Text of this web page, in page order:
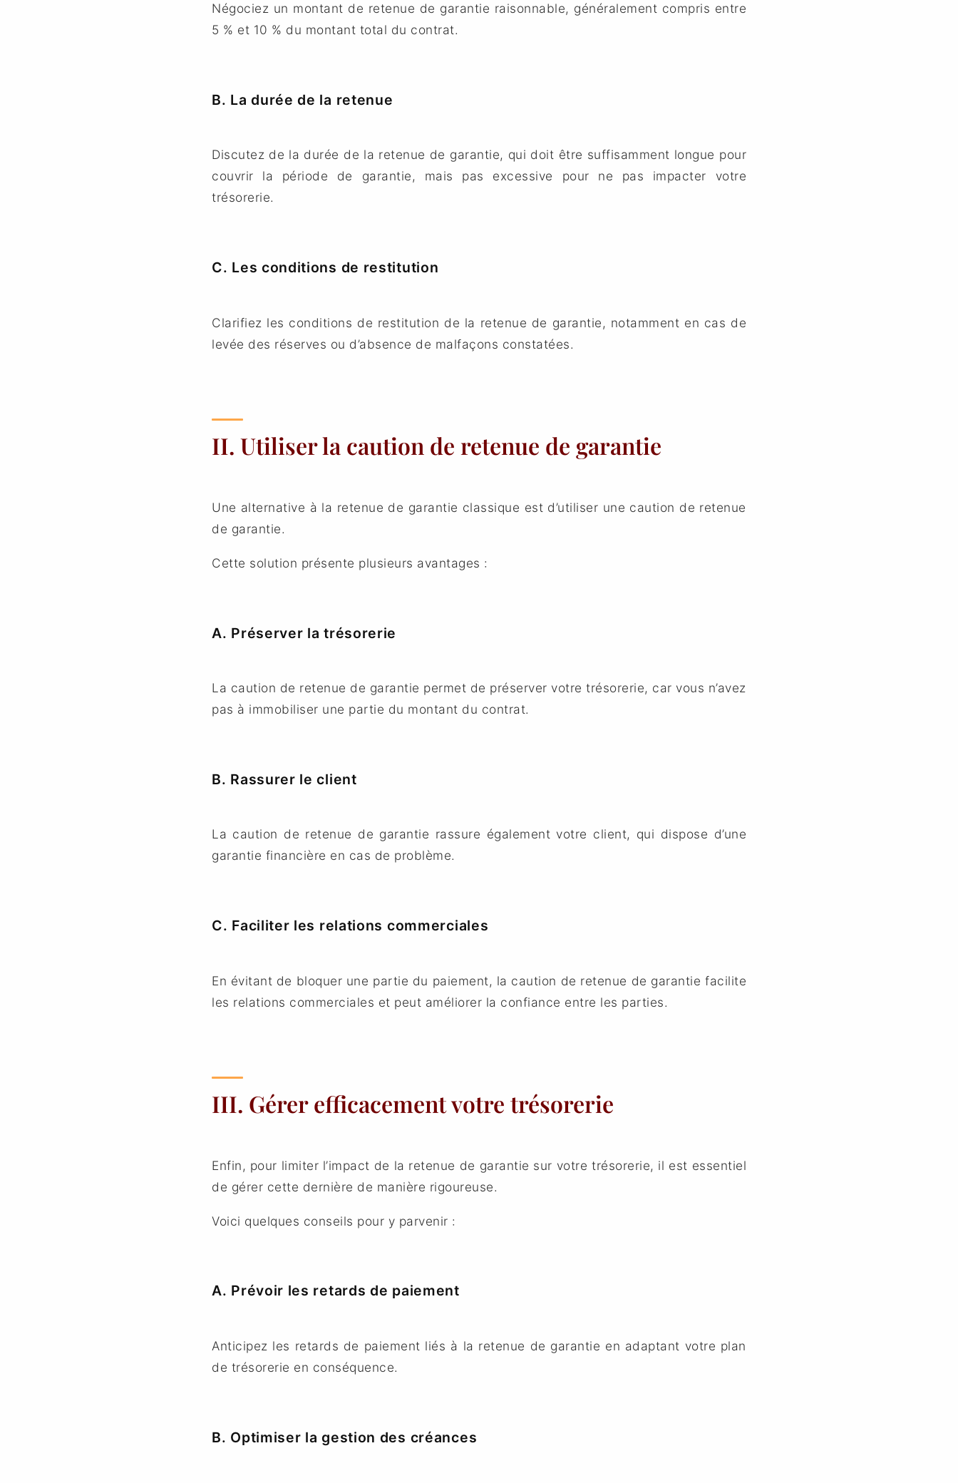
Négociez un montant de retenue de garantie raisonnable, généralement compris entre
5 % et 10 % du montant total du contrat.
B. La durée de la retenue
Discutez de la durée de la retenue de garantie, qui doit être suffisamment longue pour
couvrir la période de garantie, mais pas excessive pour ne pas impacter votre
trésorerie.
C. Les conditions de restitution
Clarifiez les conditions de restitution de la retenue de garantie, notamment en cas de
levée des réserves ou d’absence de malfaçons constatées.
II. Utiliser la caution de retenue de garantie
Une alternative à la retenue de garantie classique est d’utiliser une caution de retenue
de garantie.
Cette solution présente plusieurs avantages :
A. Préserver la trésorerie
La caution de retenue de garantie permet de préserver votre trésorerie, car vous n’avez
pas à immobiliser une partie du montant du contrat.
B. Rassurer le client
La caution de retenue de garantie rassure également votre client, qui dispose d’une
garantie financière en cas de problème.
C. Faciliter les relations commerciales
En évitant de bloquer une partie du paiement, la caution de retenue de garantie facilite
les relations commerciales et peut améliorer la confiance entre les parties.
III. Gérer efficacement votre trésorerie
Enfin, pour limiter l’impact de la retenue de garantie sur votre trésorerie, il est essentiel
de gérer cette dernière de manière rigoureuse.
Voici quelques conseils pour y parvenir :
A. Prévoir les retards de paiement
Anticipez les retards de paiement liés à la retenue de garantie en adaptant votre plan
de trésorerie en conséquence.
B. Optimiser la gestion des créances